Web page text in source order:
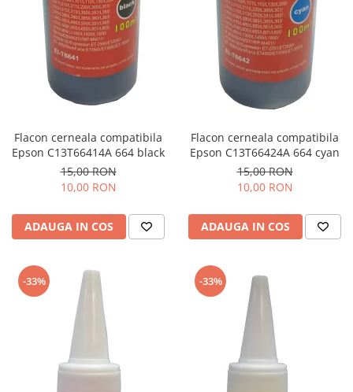
Flacon cerneala compatibila
Epson C13T66414A 664 black
15,00 RON
10,00 RON
ADAUGA IN COS
Flacon cerneala compatibila
Epson C13T66424A 664 cyan
15,00 RON
10,00 RON
ADAUGA IN COS
-33% -33%